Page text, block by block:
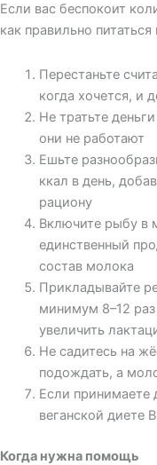
Если вас беспокоит
как правильно
Перестаньте
когда хочется, и
Не тратьте
они не работают
Ешьте
ккал в день,
рациону
Включите рыбу в
единственный
состав молока
Прикладывайте
минимум 8–12
увеличить
Не садитесь на
подождать, а
Если принимаете
веганской диете
Когда нужна помощь